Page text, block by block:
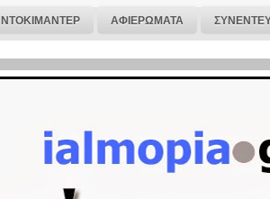
ΝΤΟΚΙΜΑΝΤΕΡ ΑΦΙΕΡΩΜΑΤΑ